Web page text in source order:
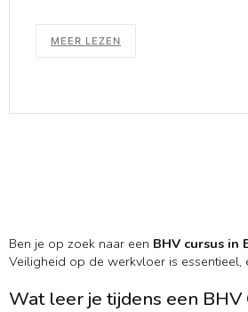
MEER LEZEN
Ben je op zoek naar een BHV cursus in
Veiligheid op de werkvloer is
Wat leer je tijdens een BHV